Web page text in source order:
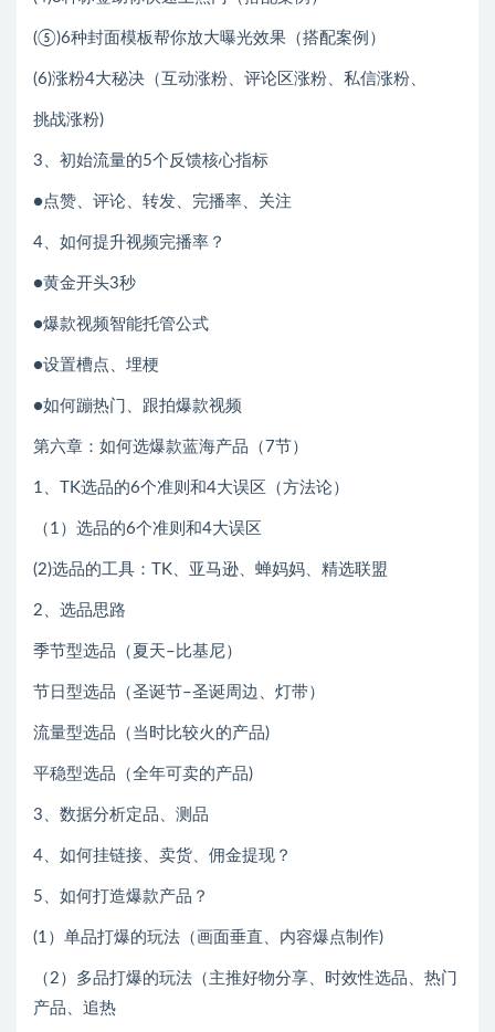
(⑤)6种封面模板帮你放大曝光效果（搭配案例）
(6)涨粉4大秘决（互动涨粉、评论区涨粉、私信涨粉、
挑战涨粉)
3、初始流量的5个反馈核心指标
●点赞、评论、转发、完播率、关注
4、如何提升视频完播率？
●黄金开头3秒
●爆款视频智能托管公式
●设置槽点、埋梗
●如何蹦热门、跟拍爆款视频
第六章：如何选爆款蓝海产品（7节）
1、TK选品的6个准则和4大误区（方法论）
（1）选品的6个准则和4大误区
(2)选品的工具：TK、亚马逊、蝉妈妈、精选联盟
2、选品思路
季节型选品（夏天–比基尼）
节日型选品（圣诞节–圣诞周边、灯带）
流量型选品（当时比较火的产品)
平稳型选品（全年可卖的产品)
3、数据分析定品、测品
4、如何挂链接、卖货、佣金提现？
5、如何打造爆款产品？
(1）单品打爆的玩法（画面垂直、内容爆点制作)
（2）多品打爆的玩法（主推好物分享、时效性选品、热门
产品、追热